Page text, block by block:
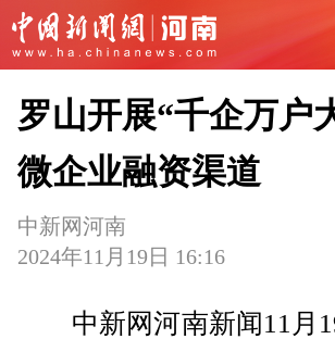
罗山开展“千企万户
微企业融资渠道
中新网河南
2024年11月19日 16:16
中新网河南新闻11月